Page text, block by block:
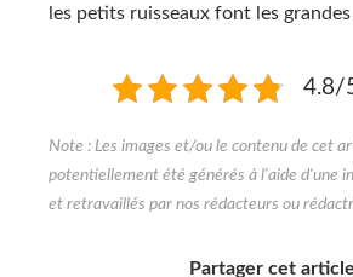
les petits ruisseaux font les
4.8/
Partager cet article